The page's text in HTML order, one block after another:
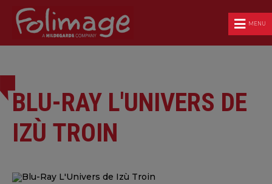
MENU
BLU-RAY L'UNIVERS DE
IZÙ TROIN